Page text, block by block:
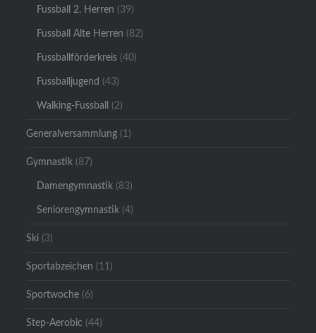
Fussball 2. Herren (39)
Fussball Alte Herren (82)
Fussballförderkreis (40)
Fussballjugend (43)
Walking-Fussball (2)
Generalversammlung (1)
Gymnastik (87)
Damengymnastik (83)
Seniorengymnastik (4)
Ski (3)
Sportabzeichen (11)
Sportwoche (6)
Step-Aerobic (44)